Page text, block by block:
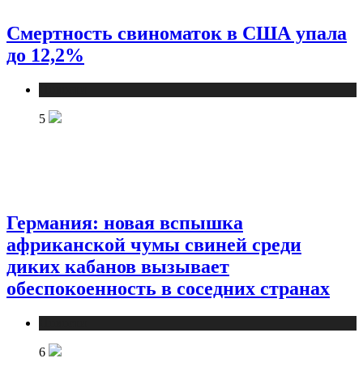
Смертность свиноматок в США упала
до 12,2%
5
Германия: новая вспышка
африканской чумы свиней среди
диких кабанов вызывает
обеспокоенность в соседних странах
6